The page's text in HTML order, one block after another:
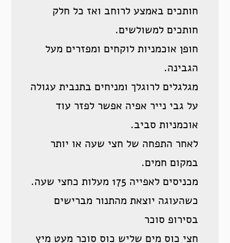
חותכים באמצע לרוחב ואז כל חלק
חותכים למשולשים.
חופן אוכמניות לוקחים ומפזרים מעל
הגבינה.
מגלגלים לרוגלך ומניחים בתנבית עגולה
על גבי נייר אפיה אפשר לפזר עוד
אוכמניות סביב.
לאחר התפחה של חצי שעה או יותר
במקום חמים.
מכניסים לאפייה 175 מעלות כחצי שעה.
כשהעוגה יוצאת מהתנור מברישים
בסירופ סוכר
חצי כוס מים שליש כוס סוכר מעט מיץ